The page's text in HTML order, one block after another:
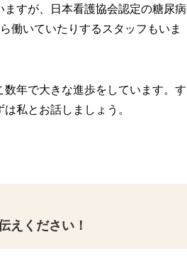
すが、日本看護協会認定の糖尿病
働いていたりするスタッフもいま
年で大きな進歩をしています。す
私とお話しましょう。
えください！